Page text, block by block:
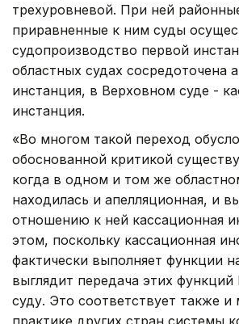
трехуровневой. При ней
приравненные к ним суды
судопроизводство первой
областных судах сосредоточена
инстанция, в Верховном суде -
инстанция.
«Во многом такой переход
обоснованной критикой
когда в одном и том же
находилась и апелляционная, и
отношению к ней кассационная
этом, поскольку кассационная
фактически выполняет функции
выглядит передача этих
суду. Это соответствует также
практике других стран системы